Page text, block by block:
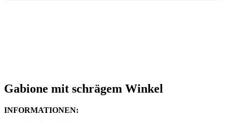
Gabione mit schrägem Winkel
INFORMATIONEN: